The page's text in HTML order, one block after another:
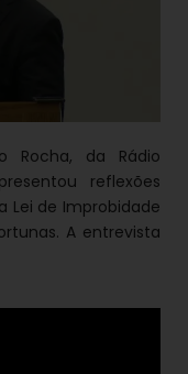
Rocha, da Rádio
reflexões
Lei de Improbidade
A entrevista